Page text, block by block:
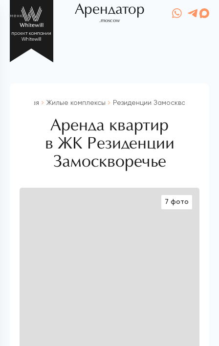
меню Арендатор
.moscow
Главная Жилые комплексы Резиденции Замоскворечье
Аренда квартир
в ЖК Резиденции
Замоскворечье
7 фото